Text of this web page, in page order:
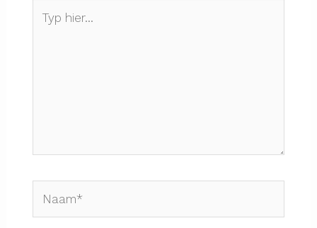
hier...